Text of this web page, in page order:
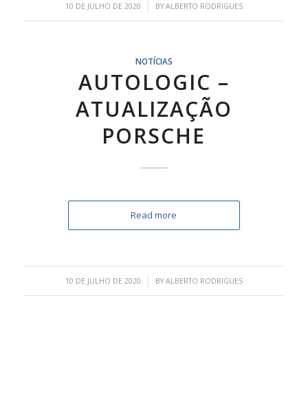
10 DE JULHO DE 2020
/ BY ALBERTO RODRIGUES
NOTÍCIAS
AUTOLOGIC –
ATUALIZAÇÃO
PORSCHE
Read more
10 DE JULHO DE 2020
/ BY ALBERTO RODRIGUES